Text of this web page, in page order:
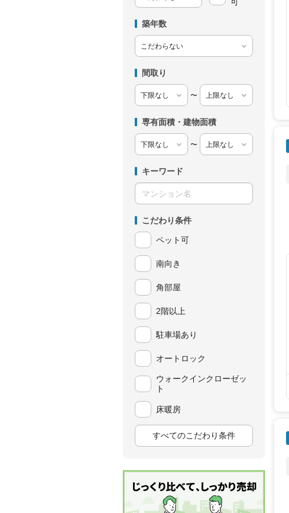
築年数
間取り
〜
専有面積・建物面積
〜
キーワード
こだわり条件
ペット可
南向き
角部屋
2階以上
駐車場あり
オートロック
ウォークインクローゼッ
ト
床暖房
すべてのこだわり条件